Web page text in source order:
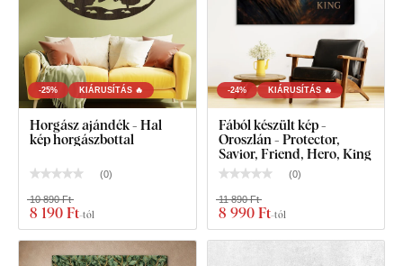
Mit talál a csomagban?
-25% KIÁRUSÍTÁS 🔥
Horgász ajándék - Hal
kép horgászbottal
(0)
8 190 Ft-tól
10 890 Ft
-24% KIÁRUSÍTÁS 🔥
Fából készült kép -
Oroszlán - Protector,
Savior, Friend, Hero, King
(0)
8 990 Ft-tól
11 890 Ft